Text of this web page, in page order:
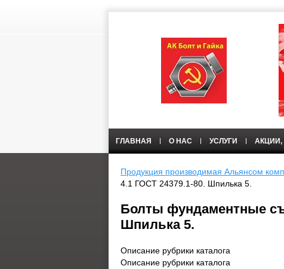
ГЛАВНАЯ О НАС УСЛУГИ
Продукция производимая Альянсом
4.1 ГОСТ 24379.1-80. Шпилька 5.
Болты фундаментные
Шпилька 5.
Описание рубрики каталога
Описание рубрики каталога